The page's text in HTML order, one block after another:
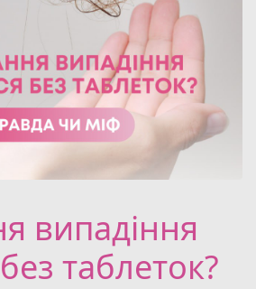
випадіння
таблеток?